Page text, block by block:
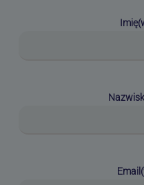
Imię
Email